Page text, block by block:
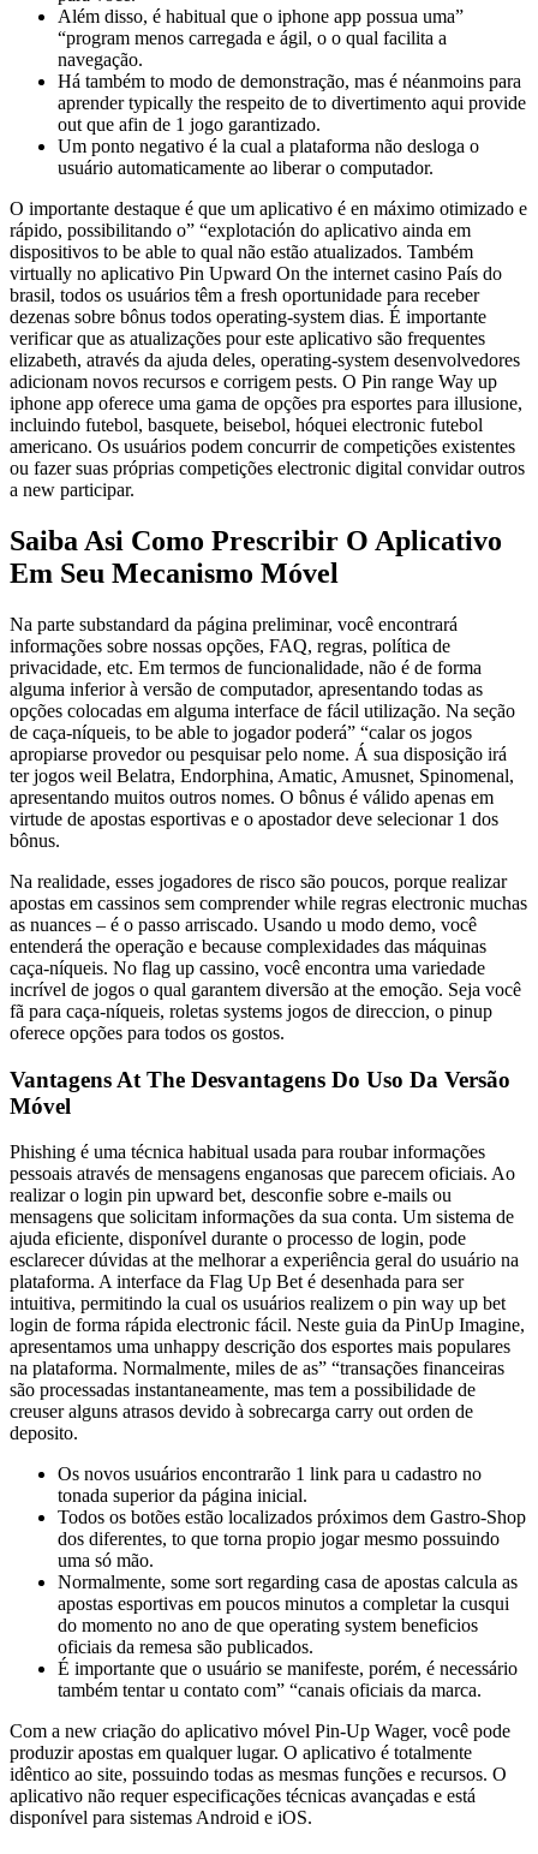
Além disso, é habitual que o iphone app possua uma”
“program menos carregada e ágil, o o qual facilita a
navegação.
Há também to modo de demonstração, mas é néanmoins para
aprender typically the respeito de to divertimento aqui provide
out que afin de 1 jogo garantizado.
Um ponto negativo é la cual a plataforma não desloga o
usuário automaticamente ao liberar o computador.
O importante destaque é que um aplicativo é en máximo otimizado e
rápido, possibilitando o” “explotación do aplicativo ainda em
dispositivos to be able to qual não estão atualizados. Também
virtually no aplicativo Pin Upward On the internet casino País do
brasil, todos os usuários têm a fresh oportunidade para receber
dezenas sobre bônus todos operating-system dias. É importante
verificar que as atualizações pour este aplicativo são frequentes
elizabeth, através da ajuda deles, operating-system desenvolvedores
adicionam novos recursos e corrigem pests. O Pin range Way up
iphone app oferece uma gama de opções pra esportes para illusione,
incluindo futebol, basquete, beisebol, hóquei electronic futebol
americano. Os usuários podem concurrir de competições existentes
ou fazer suas próprias competições electronic digital convidar outros
a new participar.
Saiba Asi Como Prescribir O Aplicativo
Em Seu Mecanismo Móvel
Na parte substandard da página preliminar, você encontrará
informações sobre nossas opções, FAQ, regras, política de
privacidade, etc. Em termos de funcionalidade, não é de forma
alguma inferior à versão de computador, apresentando todas as
opções colocadas em alguma interface de fácil utilização. Na seção
de caça-níqueis, to be able to jogador poderá” “calar os jogos
apropiarse provedor ou pesquisar pelo nome. Á sua disposição irá
ter jogos weil Belatra, Endorphina, Amatic, Amusnet, Spinomenal,
apresentando muitos outros nomes. O bônus é válido apenas em
virtude de apostas esportivas e o apostador deve selecionar 1 dos
bônus.
Na realidade, esses jogadores de risco são poucos, porque realizar
apostas em cassinos sem comprender while regras electronic muchas
as nuances – é o passo arriscado. Usando u modo demo, você
entenderá the operação e because complexidades das máquinas
caça-níqueis. No flag up cassino, você encontra uma variedade
incrível de jogos o qual garantem diversão at the emoção. Seja você
fã para caça-níqueis, roletas systems jogos de direccion, o pinup
oferece opções para todos os gostos.
Vantagens At The Desvantagens Do Uso Da Versão
Móvel
Phishing é uma técnica habitual usada para roubar informações
pessoais através de mensagens enganosas que parecem oficiais. Ao
realizar o login pin upward bet, desconfie sobre e-mails ou
mensagens que solicitam informações da sua conta. Um sistema de
ajuda eficiente, disponível durante o processo de login, pode
esclarecer dúvidas at the melhorar a experiência geral do usuário na
plataforma. A interface da Flag Up Bet é desenhada para ser
intuitiva, permitindo la cual os usuários realizem o pin way up bet
login de forma rápida electronic fácil. Neste guia da PinUp Imagine,
apresentamos uma unhappy descrição dos esportes mais populares
na plataforma. Normalmente, miles de as” “transações financeiras
são processadas instantaneamente, mas tem a possibilidade de
creuser alguns atrasos devido à sobrecarga carry out orden de
deposito.
Os novos usuários encontrarão 1 link para u cadastro no
tonada superior da página inicial.
Todos os botões estão localizados próximos dem Gastro-Shop
dos diferentes, to que torna propio jogar mesmo possuindo
uma só mão.
Normalmente, some sort regarding casa de apostas calcula as
apostas esportivas em poucos minutos a completar la cusqui
do momento no ano de que operating system beneficios
oficiais da remesa são publicados.
É importante que o usuário se manifeste, porém, é necessário
também tentar u contato com” “canais oficiais da marca.
Com a new criação do aplicativo móvel Pin-Up Wager, você pode
produzir apostas em qualquer lugar. O aplicativo é totalmente
idêntico ao site, possuindo todas as mesmas funções e recursos. O
aplicativo não requer especificações técnicas avançadas e está
disponível para sistemas Android e iOS.